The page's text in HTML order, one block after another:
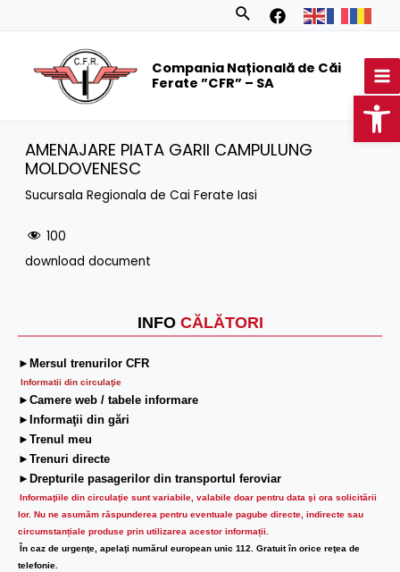
Search
Compania Națională de Căi
Ferate ”CFR” – SA
INFO CĂLĂTORI
►Mersul trenurilor CFR
Informatii din circulaţie
►Camere web / tabele informare
►Informaţii din gări
►Trenul meu
►Trenuri directe
►Drepturile pasagerilor din transportul feroviar
Informaţiile din circulaţie sunt variabile, valabile doar pentru data şi ora solicitării
lor. Nu ne asumăm răspunderea pentru eventuale pagube directe, indirecte sau
circumstanțiale produse prin utilizarea acestor informații.
În caz de urgenţe, apelaţi numărul european unic 112. Gratuit în orice reţea de
telefonie.
AMENAJARE PIATA GARII CAMPULUNG
MOLDOVENESC
Sucursala Regionala de Cai Ferate Iasi
100
download document